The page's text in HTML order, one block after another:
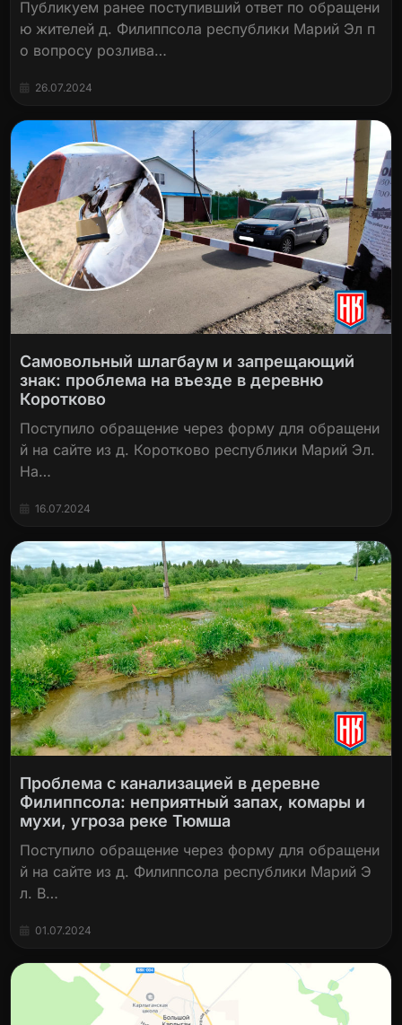
Публикуем ранее поступивший ответ по обращени
ю жителей д. Филиппсола республики Марий Эл п
о вопросу розлива…
26.07.2024
Самовольный шлагбаум и запрещающий
знак: проблема на въезде в деревню
Коротково
Поступило обращение через форму для обращени
й на сайте из д. Коротково республики Марий Эл.
На…
16.07.2024
Проблема с канализацией в деревне
Филиппсола: неприятный запах, комары и
мухи, угроза реке Тюмша
Поступило обращение через форму для обращени
й на сайте из д. Филиппсола республики Марий Э
л. В…
01.07.2024